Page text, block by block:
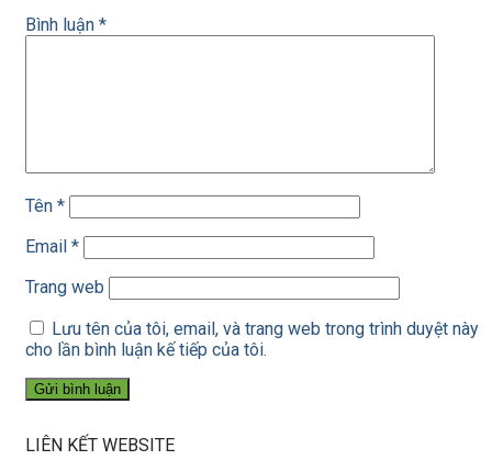
Bình luận *
Tên *
Email *
Trang web
Lưu tên của tôi, email, và trang web trong trình duyệt này
cho lần bình luận kế tiếp của tôi.
LIÊN KẾT WEBSITE